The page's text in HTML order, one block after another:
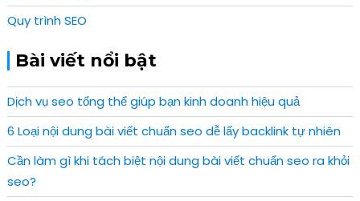
Quy trình SEO
Bài viết nổi bật
Dịch vụ seo tổng thể giúp bạn kinh doanh hiệu quả
6 Loại nội dung bài viết chuẩn seo dễ lấy backlink tự nhiên
Cần làm gì khi tách biệt nội dung bài viết chuẩn seo ra khỏi
seo?